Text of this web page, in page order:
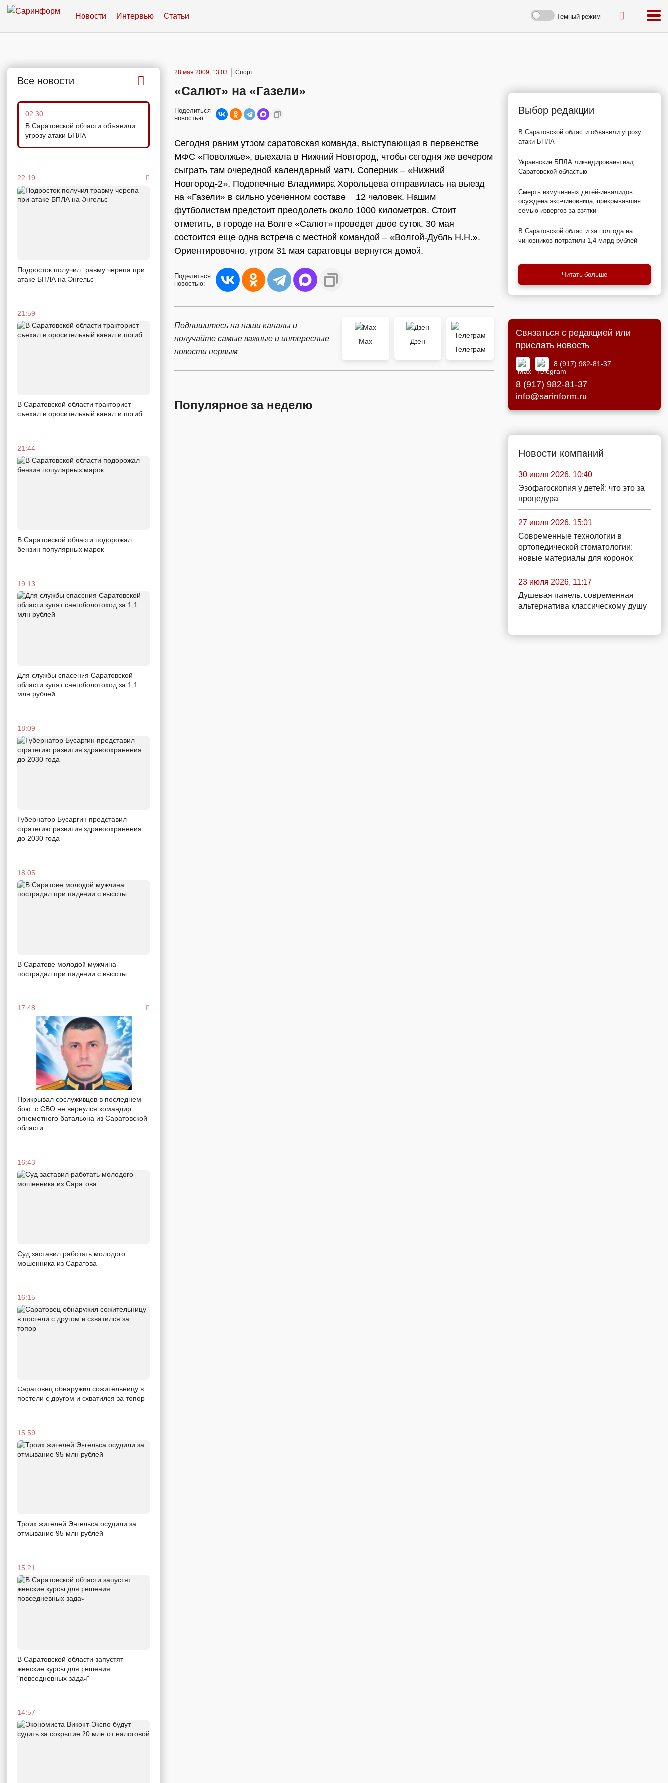
Новости Интервью Статьи Темный режим
Все новости
02:30
В Саратовской области объявили
угрозу атаки БПЛА
22:19
Подросток получил травму черепа при
атаке БПЛА на Энгельс
21:59
В Саратовской области тракторист
съехал в оросительный канал и погиб
21:44
В Саратовской области подорожал
бензин популярных марок
19:13
Для службы спасения Саратовской
области купят снегоболотоход за 1,1
млн рублей
18:09
Губернатор Бусаргин представил
стратегию развития здравоохранения
до 2030 года
18:05
В Саратове молодой мужчина
пострадал при падении с высоты
17:48
Прикрывал сослуживцев в последнем
бою: с СВО не вернулся командир
огнеметного батальона из Саратовской
области
16:43
Суд заставил работать молодого
мошенника из Саратова
16:15
Саратовец обнаружил сожительницу в
постели с другом и схватился за топор
15:59
Троих жителей Энгельса осудили за
отмывание 95 млн рублей
15:21
В Саратовской области запустят
женские курсы для решения
"повседневных задач"
14:57
28 мая 2009, 13:03 Спорт
«Салют» на «Газели»
Поделиться
новостью:
Сегодня раним утром саратовская команда, выступающая в первенстве
МФС «Поволжье», выехала в Нижний Новгород, чтобы сегодня же вечером
сыграть там очередной календарный матч. Соперник – «Нижний
Новгород-2». Подопечные Владимира Хорольцева отправилась на выезд
на «Газели» в сильно усеченном составе – 12 человек. Нашим
футболистам предстоит преодолеть около 1000 километров. Стоит
отметить, в городе на Волге «Салют» проведет двое суток. 30 мая
состоится еще одна встреча с местной командой – «Волгой-Дубль Н.Н.».
Ориентировочно, утром 31 мая саратовцы вернутся домой.
Поделиться
новостью:
Подпишитесь на наши каналы и
получайте самые важные и интересные
новости первым
Max
Дзен
Телеграм
Популярное за неделю
Выбор редакции
В Саратовской области объявили угрозу
атаки БПЛА
Украинские БПЛА ликвидированы над
Саратовской областью
Смерть измученных детей-инвалидов:
осуждена экс-чиновница, прикрывавшая
семью извергов за взятки
В Саратовской области за полгода на
чиновников потратили 1,4 млрд рублей
Читать больше
Связаться с редакцией или
прислать новость
8 (917) 982-81-37
8 (917) 982-81-37
info@sarinform.ru
Новости компаний
30 июля 2026, 10:40
Эзофагоскопия у детей: что это за
процедура
27 июля 2026, 15:01
Современные технологии в
ортопедической стоматологии:
новые материалы для коронок
23 июля 2026, 11:17
Душевая панель: современная
альтернатива классическому душу